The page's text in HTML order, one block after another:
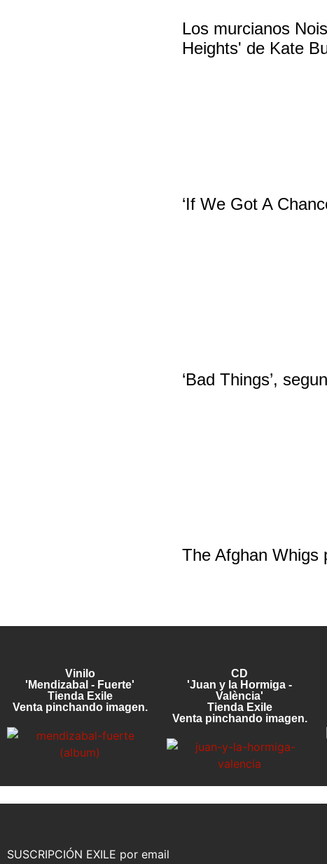
Los murcianos
Heights' de Kate
‘If We Got A
‘Bad Things’,
The Afghan Whigs
Vinilo
'Mendizabal - Fuerte'
Tienda Exile
Venta pinchando imagen.
CD
'Juan y la Hormiga -
València'
Tienda Exile
Venta pinchando imagen.
SUSCRIPCIÓN EXILE por email